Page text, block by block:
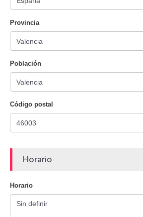
Provincia
Población
Código postal
Horario
Horario